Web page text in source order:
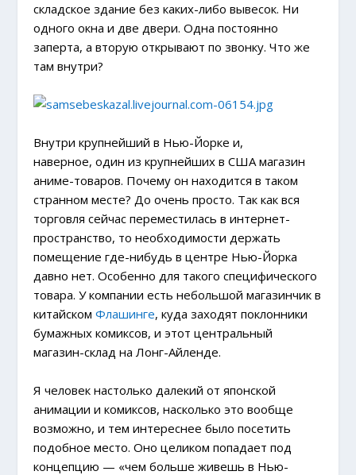
складское здание без каких-либо вывесок. Ни
одного окна и две двери. Одна постоянно
заперта, а вторую открывают по звонку. Что же
там внутри?
Внутри крупнейший в Нью-Йорке и,
наверное, один из крупнейших в США магазин
аниме-товаров. Почему он находится в таком
странном месте? До очень просто. Так как вся
торговля сейчас переместилась в интернет-
пространство, то необходимости держать
помещение где-нибудь в центре Нью-Йорка
давно нет. Особенно для такого специфического
товара. У компании есть небольшой магазинчик в
китайскомФлашинге, куда заходят поклонники
бумажных комиксов, и этот центральный
магазин-склад на Лонг-Айленде.
Я человек настолько далекий от японской
анимации и комиксов, насколько это вообще
возможно, и тем интереснее было посетить
подобное место. Оно целиком попадает под
концепцию — «чем больше живешь в Нью-